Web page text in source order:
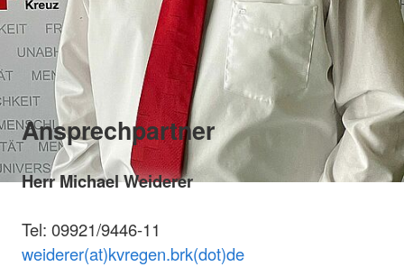
Ansprechpartner
Herr Michael Weiderer
Tel: 09921/9446-11
weiderer(at)kvregen.brk(dot)de